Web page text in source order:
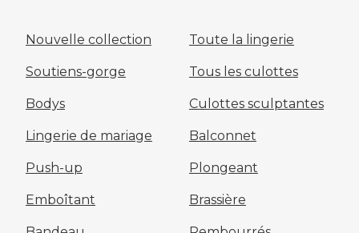
Nouvelle collection Toute la lingerie
Soutiens-gorge Tous les culottes
Bodys Culottes sculptantes
Lingerie de mariage Balconnet
Push-up Plongeant
Emboîtant Brassière